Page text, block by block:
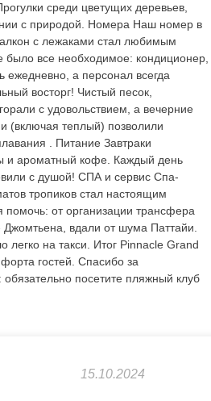
среди цветущих деревьев,
с природой. Номера Наш номер в
с лежаками стал любимым
было все необходимое: кондиционер,
ежедневно, а персонал всегда
восторг! Чистый песок,
с удовольствием, а вечерние
(включая теплый) позволили
. Питание Завтраки
и ароматный кофе. Каждый день
с душой! СПА и сервис Спа-
тропиков стал настоящим
помочь: от организации трансфера
вдали от шума Паттайи.
на такси. Итог Pinnacle Grand
гостей. Спасибо за
посетите пляжный клуб
15.10.2024